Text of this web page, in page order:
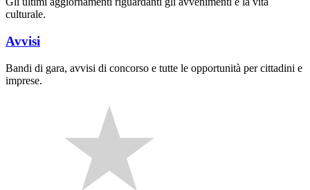
culturale.
Avvisi
Bandi di gara, avvisi di concorso e tutte le opportunità per cittadini e
imprese.